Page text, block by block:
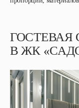
ГОСТЕВАЯ
В ЖК